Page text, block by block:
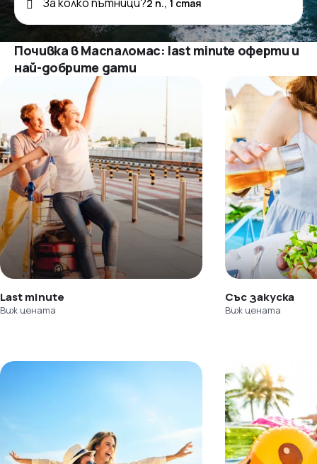
Почивка в Маспаломас: last minute оферти и
най-добрите дати
Last minute
Виж цената
Със закуска
Виж цената